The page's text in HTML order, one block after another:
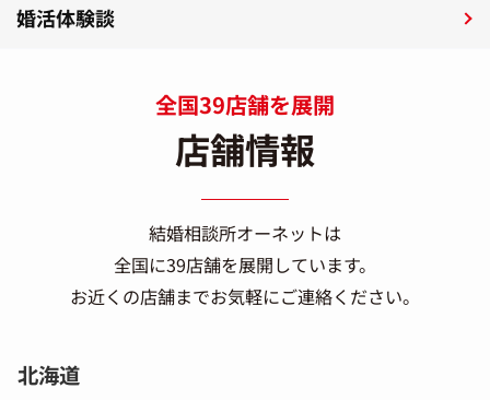
婚活体験談
全国39店舗を展開
店舗情報
結婚相談所オーネットは
全国に39店舗を展開しています。
お近くの店舗までお気軽にご連絡ください。
北海道